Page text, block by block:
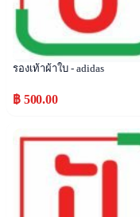
รองเท้าผ้าใบ - adidas
฿ 500.00
Popular